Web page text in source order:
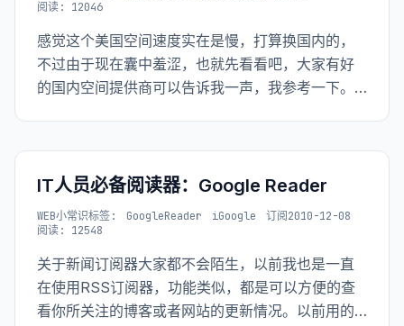
阅读: 12046
感觉这个美国空间速度实在是慢，打算换国内的，
不过由于现在囊中羞涩，也就先看看吧，大家有好
的国内空间提供商可以告诉我一声，我参考一下。
IT人员必备阅读器：Google Reader
WEB小常识标签: GoogleReader iGoogle 订阅2010-12-08
阅读: 12548
关于新闻订阅器大家都不会陌生，以前我也是一直
在使用RSS订阅器，功能类似，都是可以方便的查
看你所关注的博客或者网站的更新情况。以前用的